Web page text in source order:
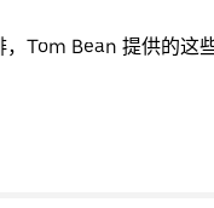
Tom Bean 提供的这